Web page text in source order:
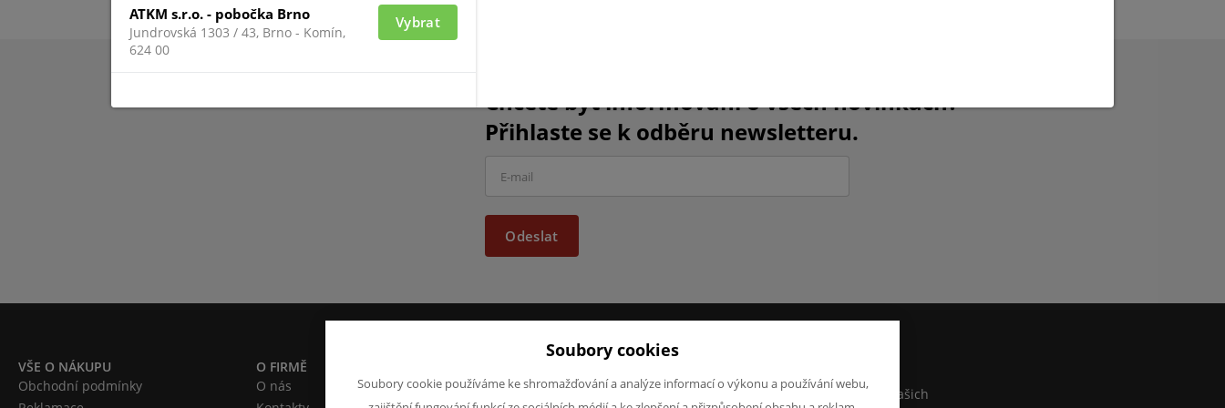
Chcete být informováni o všech novinkách?
Přihlaste se k odběru newsletteru.
Odeslat
VŠE O NÁKUPU
Obchodní podmínky
O FIRMĚ
O nás
Chcete nám něco sdělit o našich
Soubory cookies
Soubory cookie používáme ke shromažďování a analýze informací o výkonu a používání webu,
ATKM s.r.o. - pobočka Brno
Jundrovská 1303 / 43, Brno - Komín,
624 00
Vybrat